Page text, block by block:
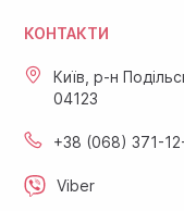
КОНТАКТИ
Київ, р-н
04123
+38 (068) 371-
Viber